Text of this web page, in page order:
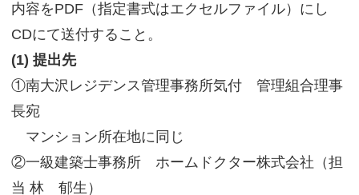
内容をPDF（指定書式はエクセルファイル）にし
CDにて送付すること。
(1) 提出先
①南大沢レジデンス管理事務所気付 管理組合理事
長宛
マンション所在地に同じ
②一級建築士事務所 ホームドクター株式会社（担
当 林 郁生）